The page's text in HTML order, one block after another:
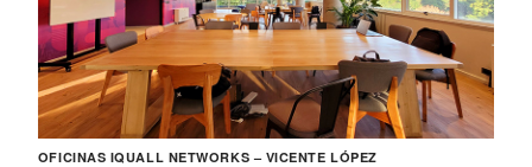
OFICINAS IQUALL NETWORKS – VICENTE LÓPEZ